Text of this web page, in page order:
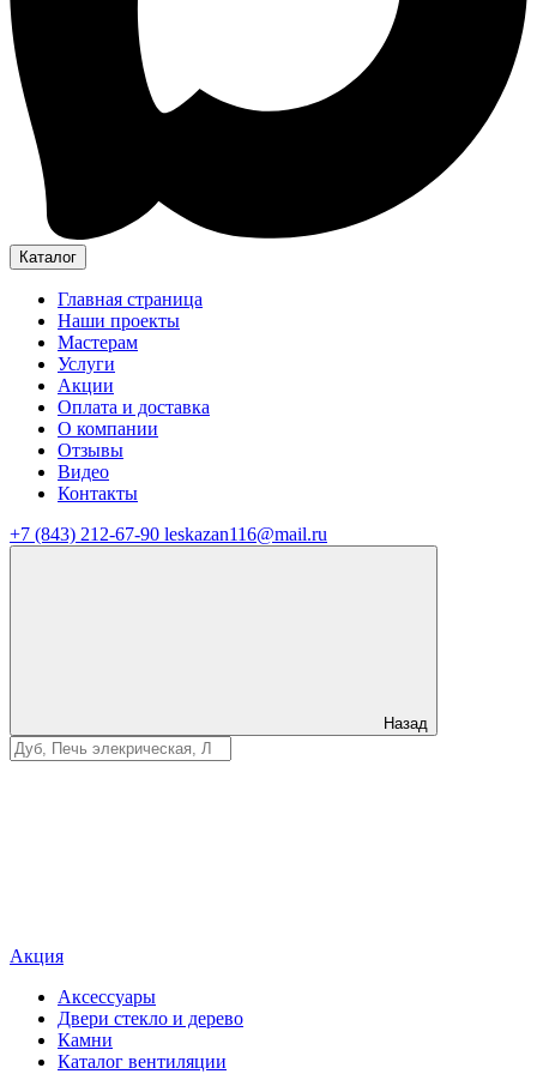
Каталог
Главная страница
Наши проекты
Мастерам
Услуги
Акции
Оплата и доставка
О компании
Отзывы
Видео
Контакты
+7 (843) 212-67-90 leskazan116@mail.ru
Назад
Акция
Аксессуары
Двери стекло и дерево
Камни
Каталог вентиляции